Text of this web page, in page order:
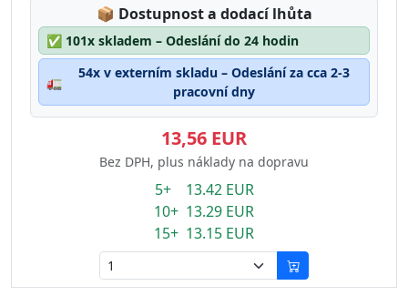
📦 Lagerstatus:
Dostupnost a dodací lhůta
✅ 101x skladem – Odeslání do 24 hodin
🚛
54x v externím skladu – Odeslání za cca 2-3
pracovní dny
13,56 EUR
Bez DPH, plus náklady na dopravu
5+ 13.42 EUR
10+ 13.29 EUR
15+ 13.15 EUR